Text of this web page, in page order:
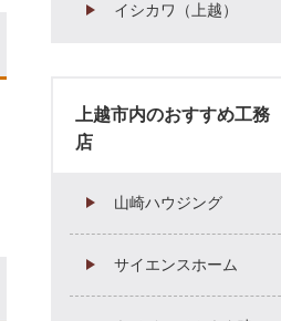
イシカワ（上越）
上越市内のおすすめ工務
店
山崎ハウジング
サイエンスホーム